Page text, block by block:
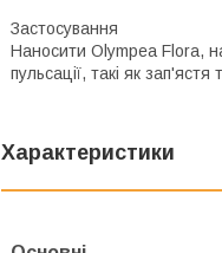
Застосування
Наносити Olympea Flora,
пульсації, такі як
Характеристики